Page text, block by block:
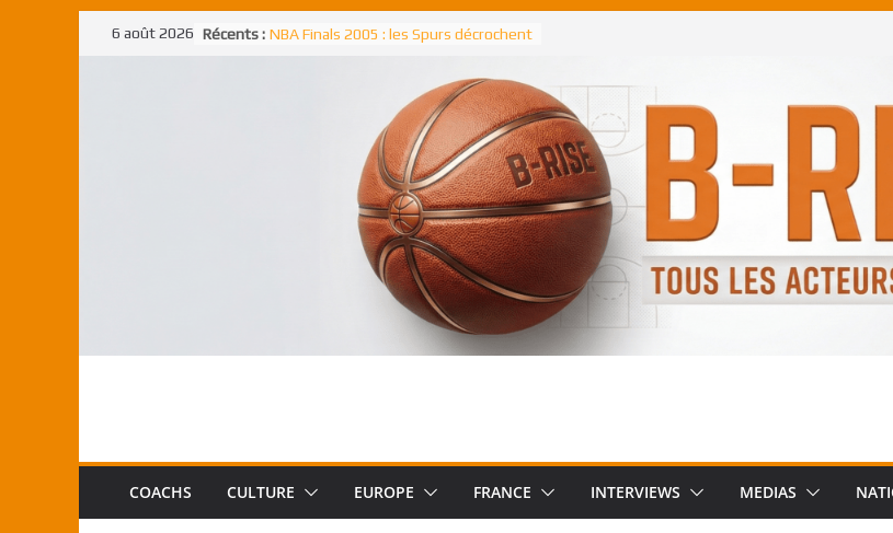
Passer6 août 2026 Récents : NBA Finals 2005 : les Spurs décrochent
NBA Finals 2021 : les Bucks et Giannis
Antetokounmpo triomphent, le Greek
Shai Gilgeous-Alexander : son premier
match à plus de 40 points en NBA, le
canadien transcendant face aux Spurs
Pau Gasol dans l’histoire en 2002 :
premier européen sacré Rookie de
Rudy Gobert, deuxième Français élu
meilleur défenseur d’une saison NBA
COACHS CULTURE EUROPE FRANCE INTERVIEWS MEDIAS